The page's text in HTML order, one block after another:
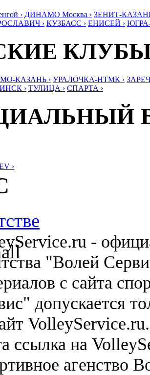
› ДИНАМО Москва › ЗЕНИТ-
› КУЗБАСС › ЕНИСЕЙ ›
КАЗАНЬ › УРАЛОЧКА-НТМК ›
› ТУЛИЦА › СПАРТА ›
›
-
"Волей
с сайта
допускается
ссылка на
агенство